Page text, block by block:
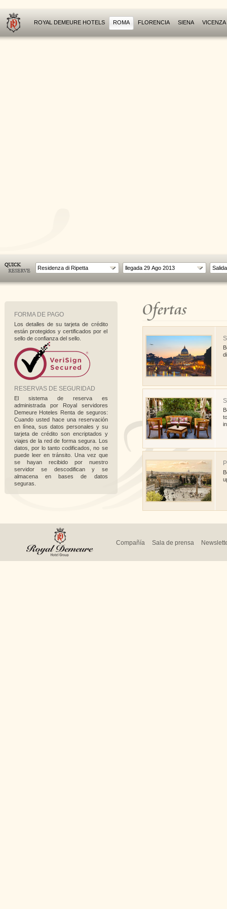
ROYAL DEMEURE HOTELS ROMA FLORENCIA SIENA VICENZA
Residenza di Ripetta
FORMA DE PAGO
Los detalles de su tarjeta de crédito
están protegidos y certificados por el
sello de confianza del sello.
RESERVAS DE SEGURIDAD
El sistema de reserva es
administrada por Royal servidores
Demeure Hoteles Renta de seguros:
Cuando usted hace una reservación
en línea, sus datos personales y su
tarjeta de crédito son encriptados y
viajes de la red de forma segura. Los
datos, por lo tanto codificados, no se
puede leer en tránsito. Una vez que
se hayan recibido por nuestro
servidor se descodifican y se
almacena en bases de datos
seguras.
Ofertas
Compañía Sala de prensa